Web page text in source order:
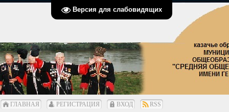
Версия для слабовидящих
ГЛАВНАЯ РЕГИСТРАЦИЯ ВХОД RSS